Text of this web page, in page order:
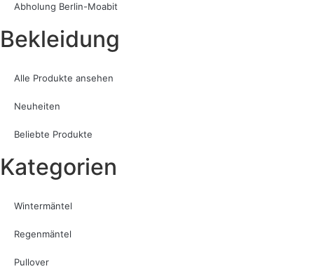
Abholung Berlin-Moabit
Bekleidung
Alle Produkte ansehen
Neuheiten
Beliebte Produkte
Kategorien
Wintermäntel
Regenmäntel
Pullover